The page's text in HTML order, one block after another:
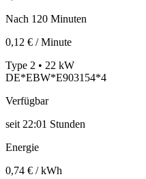
Nach 120 Minuten
0,12 € / Minute
Type 2 • 22 kW
DE*EBW*E903154*4
Verfügbar
seit 22:01 Stunden
Energie
0,74 € / kWh